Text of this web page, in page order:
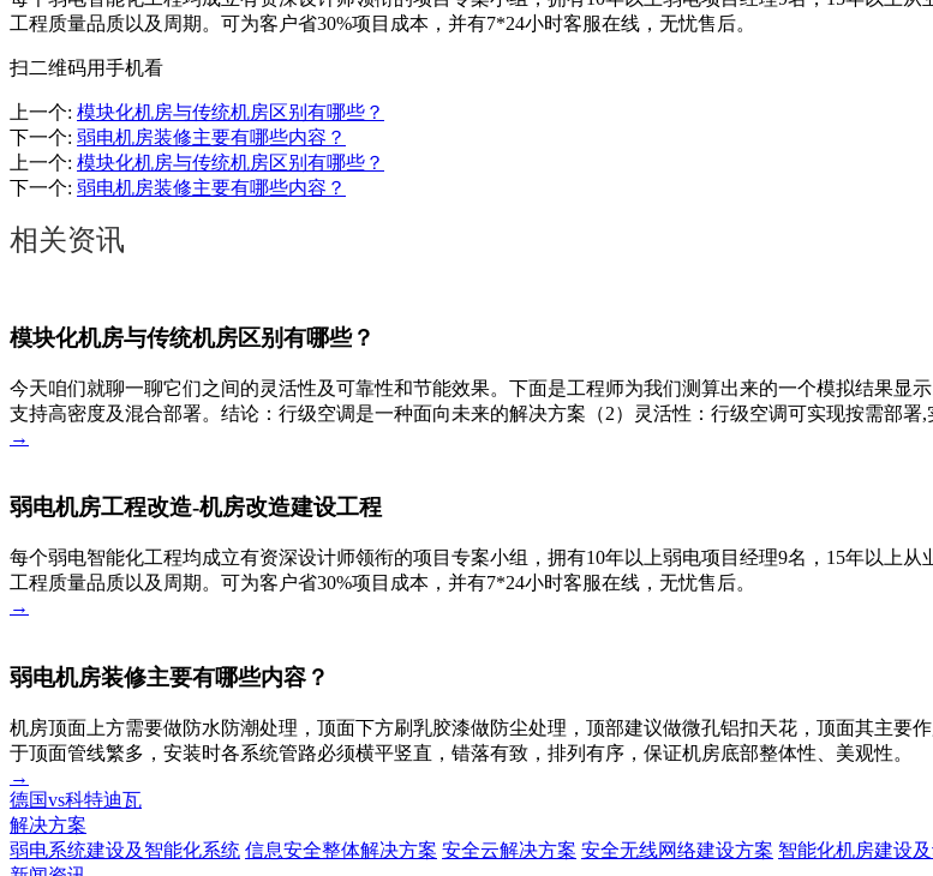
工程质量品质以及周期。可为客户省30%项目成本，并有7*24小时客服在线，无忧售后。
扫二维码用手机看
上一个: 模块化机房与传统机房区别有哪些？
下一个: 弱电机房装修主要有哪些内容？
上一个: 模块化机房与传统机房区别有哪些？
下一个: 弱电机房装修主要有哪些内容？
相关资讯
模块化机房与传统机房区别有哪些？
今天咱们就聊一聊它们之间的灵活性及可靠性和节能效果。下面是工程师为我们测算出来的一个模拟结果显
支持高密度及混合部署。结论：行级空调是一种面向未来的解决方案（2）灵活性：行级空调可实现按需部署,
→
弱电机房工程改造-机房改造建设工程
每个弱电智能化工程均成立有资深设计师领衔的项目专案小组，拥有10年以上弱电项目经理9名，15年以上
工程质量品质以及周期。可为客户省30%项目成本，并有7*24小时客服在线，无忧售后。
→
弱电机房装修主要有哪些内容？
机房顶面上方需要做防水防潮处理，顶面下方刷乳胶漆做防尘处理，顶部建议做微孔铝扣天花，顶面其主要
于顶面管线繁多，安装时各系统管路必须横平竖直，错落有致，排列有序，保证机房底部整体性、美观性。
→
德国vs科特迪瓦
解决方案
弱电系统建设及智能化系统 信息安全整体解决方案 安全云解决方案 安全无线网络建设方案 智能化机房建设